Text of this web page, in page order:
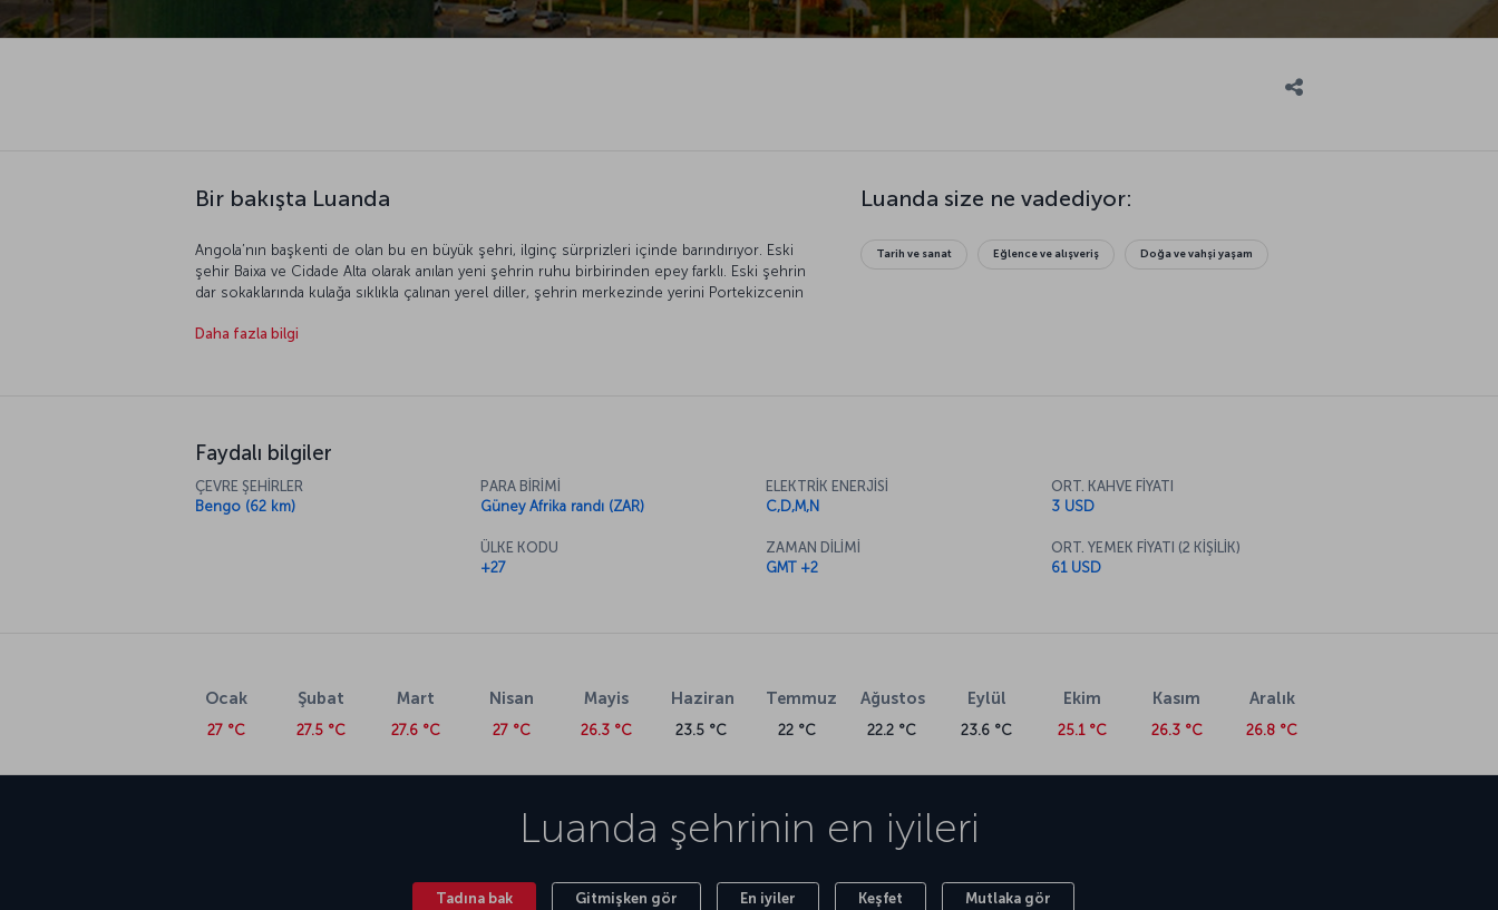
Bir bakışta Luanda
Angola’nın başkenti de olan bu en büyük şehri, ilginç sürprizleri içinde barındırıyor. Eski
şehir Baixa ve Cidade Alta olarak anılan yeni şehrin ruhu birbirinden epey farklı. Eski şehrin
dar sokaklarında kulağa sıklıkla çalınan yerel diller, şehrin merkezinde yerini Portekizcenin
Daha fazla bilgi
Luanda size ne vadediyor:
Tarih ve sanat Eğlence ve alışveriş Doğa ve vahşi yaşam
Faydalı bilgiler
ÇEVRE ŞEHİRLER
Bengo (62 km)
PARA BİRİMİ
Güney Afrika randı (ZAR)
ÜLKE KODU
+27
ELEKTRİK ENERJİSİ
C,D,M,N
ZAMAN DİLİMİ
GMT +2
ORT. KAHVE FİYATI
3 USD
ORT. YEMEK FİYATI (2 KİŞİLİK)
61 USD
Ocak
27 °C
Şubat
27.5 °C
Mart
27.6 °C
Nisan
27 °C
Mayis
26.3 °C
Haziran
23.5 °C
Temmuz
22 °C
Ağustos
22.2 °C
Eylül
23.6 °C
Ekim
25.1 °C
Kasım
26.3 °C
Aralık
26.8 °C
Luanda şehrinin en iyileri
Tadına bak Gitmişken gör En iyiler Keşfet Mutlaka gör